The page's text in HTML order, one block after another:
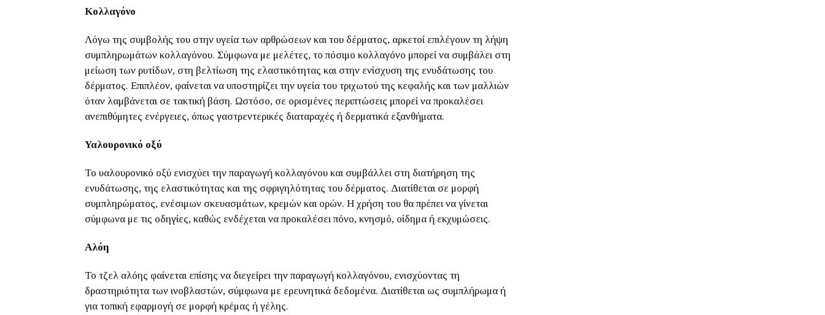
Κολλαγόνο
Λόγω της συμβολής του στην υγεία των αρθρώσεων και του δέρματος, αρκετοί επιλέγουν τη λήψη
συμπληρωμάτων κολλαγόνου. Σύμφωνα με μελέτες, το πόσιμο κολλαγόνο μπορεί να συμβάλει στη
μείωση των ρυτίδων, στη βελτίωση της ελαστικότητας και στην ενίσχυση της ενυδάτωσης του
δέρματος. Επιπλέον, φαίνεται να υποστηρίζει την υγεία του τριχωτού της κεφαλής και των μαλλιών
όταν λαμβάνεται σε τακτική βάση. Ωστόσο, σε ορισμένες περιπτώσεις μπορεί να προκαλέσει
ανεπιθύμητες ενέργειες, όπως γαστρεντερικές διαταραχές ή δερματικά εξανθήματα.
Υαλουρονικό οξύ
Το υαλουρονικό οξύ ενισχύει την παραγωγή κολλαγόνου και συμβάλλει στη διατήρηση της
ενυδάτωσης, της ελαστικότητας και της σφριγηλότητας του δέρματος. Διατίθεται σε μορφή
συμπληρώματος, ενέσιμων σκευασμάτων, κρεμών και ορών. Η χρήση του θα πρέπει να γίνεται
σύμφωνα με τις οδηγίες, καθώς ενδέχεται να προκαλέσει πόνο, κνησμό, οίδημα ή εκχυμώσεις.
Αλόη
Το τζελ αλόης φαίνεται επίσης να διεγείρει την παραγωγή κολλαγόνου, ενισχύοντας τη
δραστηριότητα των ινοβλαστών, σύμφωνα με ερευνητικά δεδομένα. Διατίθεται ως συμπλήρωμα ή
για τοπική εφαρμογή σε μορφή κρέμας ή γέλης.